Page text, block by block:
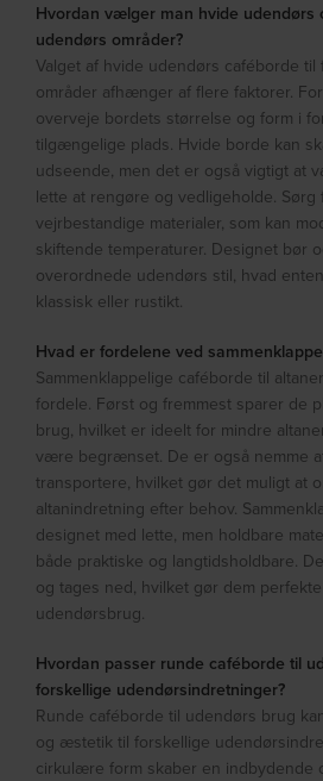
Hvordan vælger man hvide udendørs
udendørs områder?
Valget af hvide udendørs caféborde
områder afhænger af flere faktorer.
overveje bordets størrelse og form i
tilgængelige plads. Hvide borde kan
udseende, men det er også vigtigt at
lette at rengøre og vedligeholde. Sørg
vejrbestandige materialer, som kan
skiftende temperaturer. Designet bør
overordnede udendørs stil, hvad
klassisk eller rustikt.
Hvad er fordelene ved
Sammenklappelige caféborde til
fordele. Først og fremmest sparer de
brug, hvilket er ideelt for mindre
være begrænset. De er også nemme
transportere, hvilket gør det muligt at
altanindretning efter behov.
designet med lette, men holdbare
både praktiske og langtidsholdbare.
og tages ned, hvilket gør dem
udendørsbrug.
Hvordan passer runde caféborde til
forskellige udendørsindretninger?
Runde caféborde til udendørs brug
og æstetik til forskellige
cirkulære form skaber en indbydende